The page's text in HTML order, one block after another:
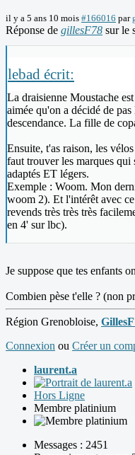
il y a 5 ans 10 mois #166016 par
Réponse de gillesF78 sur le
lebad écrit:
La draisienne Moustache
aimée qu'on a décidé de
descendance. La fille de
Ensuite, t'as raison, les
faut trouver les marques qui
adaptés ET légers.
Exemple : Woom. Mon
woom 2). Et l'intérêt avec
revends très très très
en 4' sur lbc).
Je suppose que tes enfants
Combien pèse t'elle ? (non
Région Grenobloise,
Connexion ou Créer un
laurent.a
Hors Ligne
Membre platinium
Messages : 2451